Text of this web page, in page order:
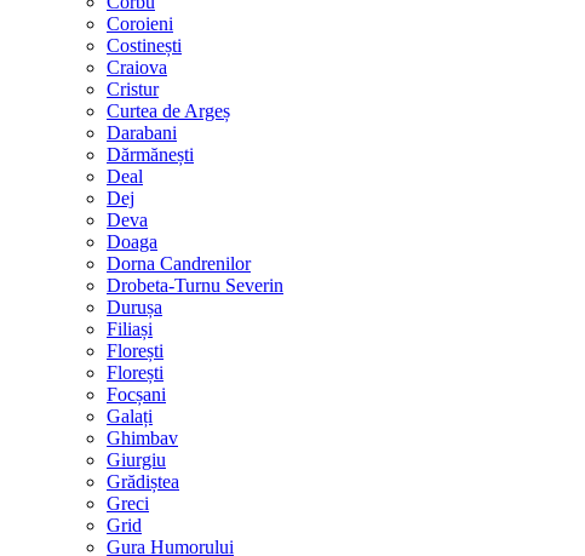
Coroieni
Costinești
Craiova
Cristur
Curtea de Argeș
Darabani
Dărmănești
Deal
Dej
Deva
Doaga
Dorna Candrenilor
Drobeta-Turnu Severin
Durușa
Filiași
Florești
Florești
Focșani
Galați
Ghimbav
Giurgiu
Grădiștea
Greci
Grid
Gura Humorului